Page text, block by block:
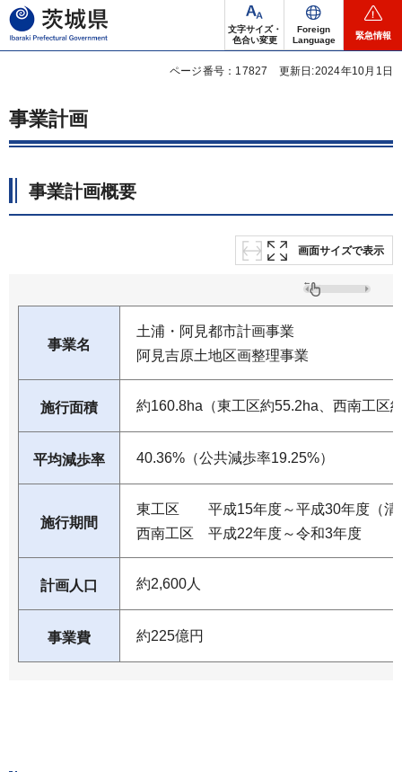
茨城県
文字サイズ・
色合い変更
Foreign
Language
緊急情報
ページ番号：17827 更新日:2024年10月1日
事業計画
事業計画概要
画面サイズで表示
事業名
土浦・阿見都市計画事業
阿見吉原土地区画整理事業
施行面積 約160.8ha（東工区約55.2ha、西南工区
平均減歩率 40.36%（公共減歩率19.25%）
施行期間
東工区 平成15年度～平成30年度（清
西南工区 平成22年度～令和3年度
計画人口 約2,600人
事業費 約225億円